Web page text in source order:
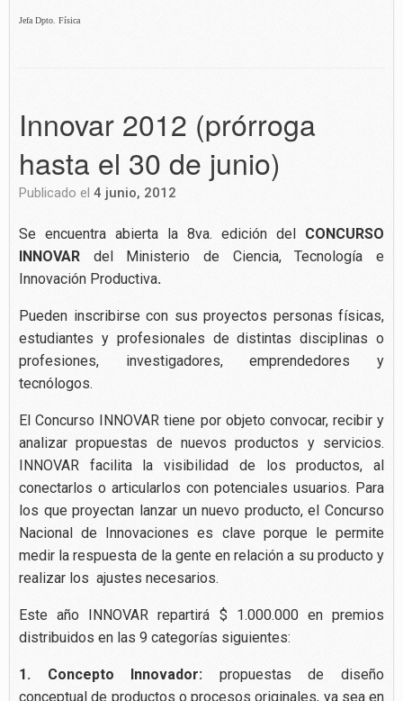
Jefa Dpto. Física
Innovar 2012 (prórroga
hasta el 30 de junio)
Publicado el 4 junio, 2012
Se encuentra abierta la 8va. edición del CONCURSO
INNOVAR del Ministerio de Ciencia, Tecnología e
Innovación Productiva.
Pueden inscribirse con sus proyectos personas físicas,
estudiantes y profesionales de distintas disciplinas o
profesiones, investigadores, emprendedores y
tecnólogos.
El Concurso INNOVAR tiene por objeto convocar, recibir y
analizar propuestas de nuevos productos y servicios.
INNOVAR facilita la visibilidad de los productos, al
conectarlos o articularlos con potenciales usuarios. Para
los que proyectan lanzar un nuevo producto, el Concurso
Nacional de Innovaciones es clave porque le permite
medir la respuesta de la gente en relación a su producto y
realizar los ajustes necesarios.
Este año INNOVAR repartirá $ 1.000.000 en premios
distribuidos en las 9 categorías siguientes:
1. Concepto Innovador: propuestas de diseño
conceptual de productos o procesos originales, ya sea en